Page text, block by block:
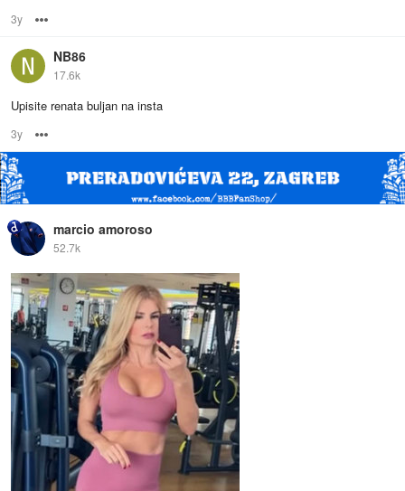
3y
NB86
17.6k
Upisite renata buljan na insta
3y
marcio amoroso
52.7k